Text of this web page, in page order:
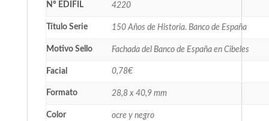
Nº EDIFIL 4220
Título Serie 150 Años de Historia. Banco de España
Motivo Sello Fachada del Banco de España en Cibeles
Facial 0,78€
Formato 28,8 x 40,9 mm
Color ocre y negro